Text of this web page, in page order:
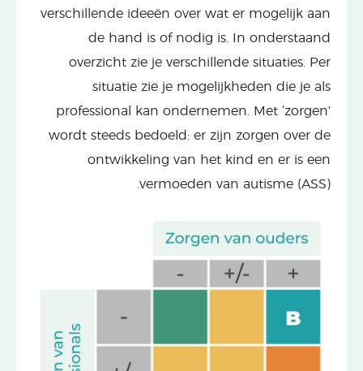
verschillende ideeën over wat er mogelijk aan
de hand is of nodig is. In onderstaand
overzicht zie je verschillende situaties. Per
situatie zie je mogelijkheden die je als
professional kan ondernemen. Met ‘zorgen’
wordt steeds bedoeld: er zijn zorgen over de
ontwikkeling van het kind en er is een
vermoeden van autisme (ASS).